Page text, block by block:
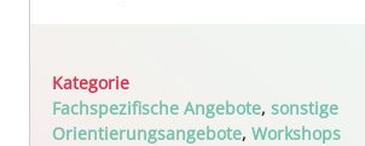
Kategorie
Fachspezifische Angebote, sonstige
Orientierungsangebote, Workshops